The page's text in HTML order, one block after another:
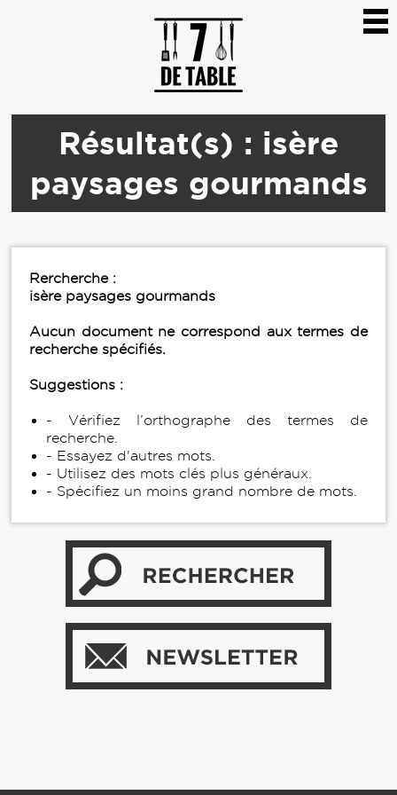
Résultat(s) : isère
paysages gourmands
Rercherche :
isère paysages gourmands
Aucun document ne correspond aux termes de
recherche spécifiés.
Suggestions :
- Vérifiez l’orthographe des termes de
recherche.
- Essayez d'autres mots.
- Utilisez des mots clés plus généraux.
- Spécifiez un moins grand nombre de mots.